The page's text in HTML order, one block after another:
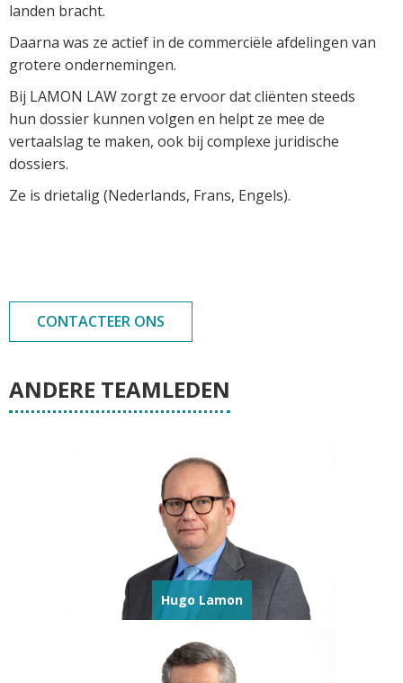
landen bracht.
Daarna was ze actief in de commerciële afdelingen van
grotere ondernemingen.
Bij LAMON LAW zorgt ze ervoor dat cliënten steeds
hun dossier kunnen volgen en helpt ze mee de
vertaalslag te maken, ook bij complexe juridische
dossiers.
Ze is drietalig (Nederlands, Frans, Engels).
CONTACTEER ONS
ANDERE TEAMLEDEN
Hugo Lamon